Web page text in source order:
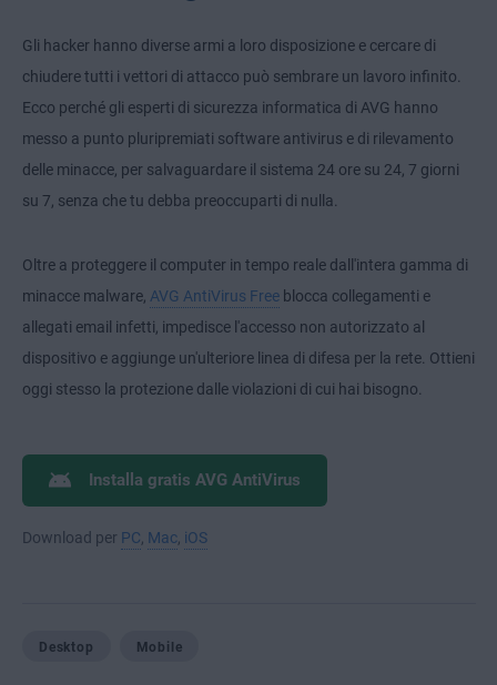
Gli hacker hanno diverse armi a loro disposizione e cercare di
chiudere tutti i vettori di attacco può sembrare un lavoro infinito.
Ecco perché gli esperti di sicurezza informatica di AVG hanno
messo a punto pluripremiati software antivirus e di rilevamento
delle minacce, per salvaguardare il sistema 24 ore su 24, 7 giorni
su 7, senza che tu debba preoccuparti di nulla.
Oltre a proteggere il computer in tempo reale dall'intera gamma di
minacce malware, AVG AntiVirus Free blocca collegamenti e
allegati email infetti, impedisce l'accesso non autorizzato al
dispositivo e aggiunge un'ulteriore linea di difesa per la rete. Ottieni
oggi stesso la protezione dalle violazioni di cui hai bisogno.
Installa gratis AVG AntiVirus
Download per PC, Mac, iOS
Desktop Mobile